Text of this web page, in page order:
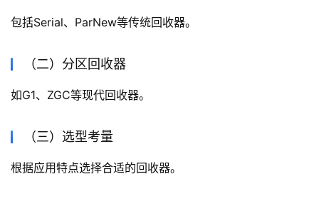
包括Serial、ParNew等传统回收器。
（二）分区回收器
如G1、ZGC等现代回收器。
（三）选型考量
根据应用特点选择合适的回收器。